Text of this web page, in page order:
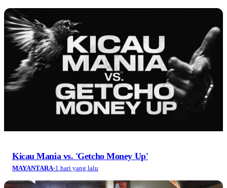
Kicau Mania vs. 'Getcho Money Up'
MAYANTARA·1 hari yang lalu